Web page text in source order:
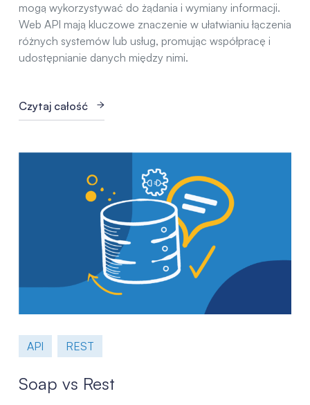
mogą wykorzystywać do żądania i wymiany informacji.
Web API mają kluczowe znaczenie w ułatwianiu łączenia
różnych systemów lub usług, promując współpracę i
udostępnianie danych między nimi.
Czytaj całość
API REST
Soap vs Rest